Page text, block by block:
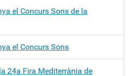
el Concurs Sons de la
el Concurs Sons
24a Fira Mediterrània de